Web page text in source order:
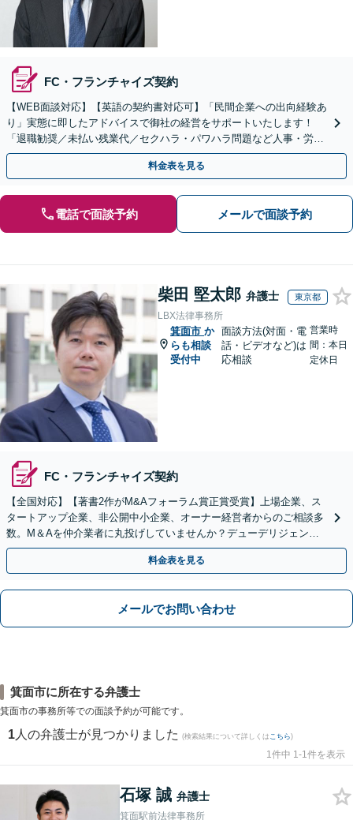
FC・フランチャイズ契約
【WEB面談対応】【英語の契約書対応可】「民間企業への出向経験あ
り」実態に即したアドバイスで御社の経営をサポートいたします！
「退職勧奨／未払い残業代／セクハラ・パワハラ問題など人事・労務
の対応も可能」【休日・夜間相談可】
料金表を見る
電話で面談予約 メールで面談予約
柴田 堅太郎 弁護士 東京都
LBX法律事務所
箕面市 か
らも相談
受付中
面談方法(対面・電
話・ビデオなど)は
応相談
営業時
間：本日
定休日
FC・フランチャイズ契約
【全国対応】【著書2作がM&Aフォーラム賞正賞受賞】上場企業、ス
タートアップ企業、非公開中小企業、オーナー経営者からのご相談多
数。M＆Aを仲介業者に丸投げしていませんか？デューデリジェンス
や契約書作成・交渉はお任せください【初回無料】
料金表を見る
メールでお問い合わせ
箕面市に所在する弁護士
箕面市の事務所等での面談予約が可能です。
1 人の弁護士が見つかりました (検索結果について詳しくは こちら)
1件中 1-1件を表示
石塚 誠 弁護士
箕面駅前法律事務所